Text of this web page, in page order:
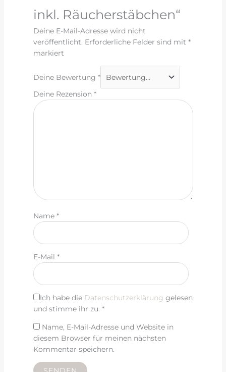
inkl. Räucherstäbchen“
Deine E-Mail-Adresse wird nicht
veröffentlicht. Erforderliche Felder sind mit *
markiert
Deine Bewertung *
Deine Rezension *
Name *
E-Mail *
Ich habe die Datenschutzerklärung gelesen
und stimme ihr zu. *
Name, E-Mail-Adresse und Website in
diesem Browser für meinen nächsten
Kommentar speichern.